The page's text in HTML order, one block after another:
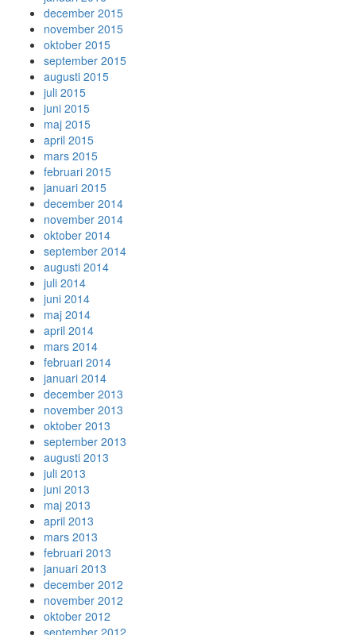
december 2015
november 2015
oktober 2015
september 2015
augusti 2015
juli 2015
juni 2015
maj 2015
april 2015
mars 2015
februari 2015
januari 2015
december 2014
november 2014
oktober 2014
september 2014
augusti 2014
juli 2014
juni 2014
maj 2014
april 2014
mars 2014
februari 2014
januari 2014
december 2013
november 2013
oktober 2013
september 2013
augusti 2013
juli 2013
juni 2013
maj 2013
april 2013
mars 2013
februari 2013
januari 2013
december 2012
november 2012
oktober 2012
september 2012